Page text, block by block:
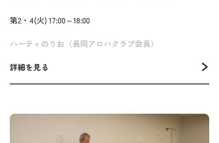
第2・4(火) 17:00～18:00
ハーティのりお（長岡アロハクラブ会長）
詳細を見る